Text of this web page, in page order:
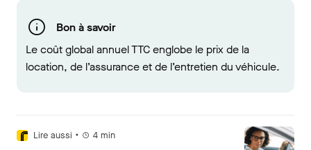
Bon à savoir
Le coût global annuel TTC englobe le prix de la
location, de l’assurance et de l’entretien du véhicule.
Lire aussi • 4 min